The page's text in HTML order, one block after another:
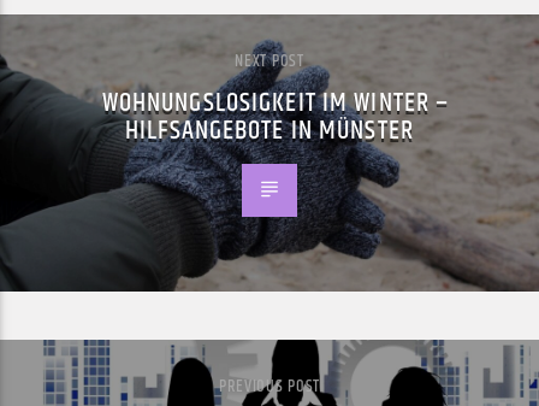
NEXT POST
WOHNUNGSLOSIGKEIT IM WINTER –
HILFSANGEBOTE IN MÜNSTER
PREVIOUS POST